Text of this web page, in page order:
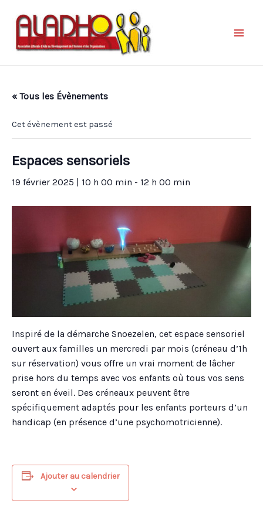
« Tous les Évènements
Cet évènement est passé
Espaces sensoriels
19 février 2025 | 10 h 00 min - 12 h 00 min
Inspiré de la démarche Snoezelen, cet espace sensoriel
ouvert aux familles un mercredi par mois (créneau d’1h
sur réservation) vous offre un vrai moment de lâcher
prise hors du temps avec vos enfants où tous vos sens
seront en éveil. Des créneaux peuvent être
spécifiquement adaptés pour les enfants porteurs d’un
handicap (en présence d’une psychomotricienne).
Ajouter au calendrier